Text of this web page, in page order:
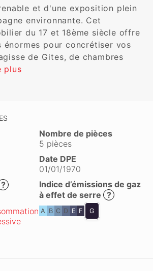
et d'une exposition plein
environnante. Cet
du 17 et 18ème siècle offre
énormes pour concrétiser vos
de Gites, de chambres
plus
Nombre de pièces
5 pièces
Date DPE
01/01/1970
?
Indice d’émissions de gaz
à effet de serre ?
A B C D E F G